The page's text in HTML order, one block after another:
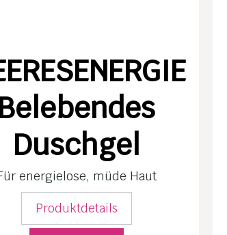
Belebendes
Duschgel
energielose, müde Haut
Produktdetails